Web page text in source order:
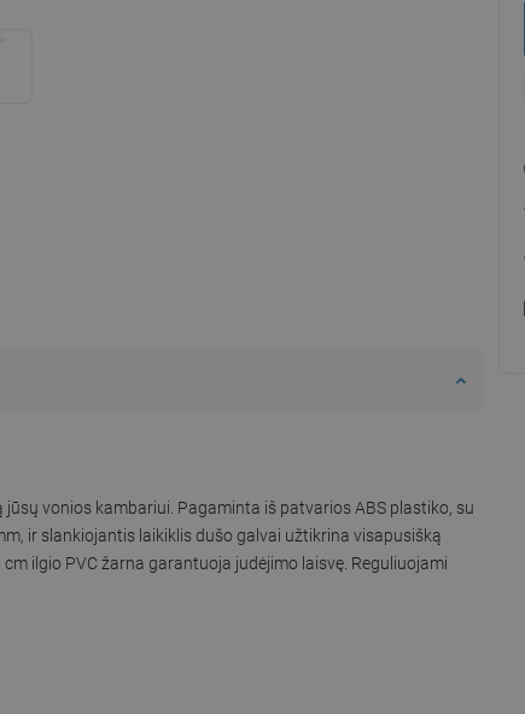
vonios kambariui. Pagaminta iš patvarios ABS plastiko, su
ir slankiojantis laikiklis dušo galvai užtikrina visapusišką
ilgio PVC žarna garantuoja judėjimo laisvę. Reguliuojami